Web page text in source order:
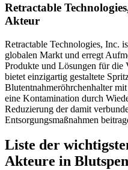
Retractable
Akteur
Retractable Technologies, Inc.
globalen Markt und erregt
Produkte und Lösungen für die
bietet einzigartig gestaltete
Blutentnahmeröhrchenhalter
eine Kontamination durch
Reduzierung der damit
Entsorgungsmaßnahmen
Liste der
Akteure in